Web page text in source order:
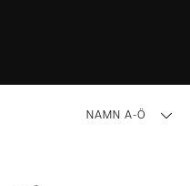
NAMN A-Ö